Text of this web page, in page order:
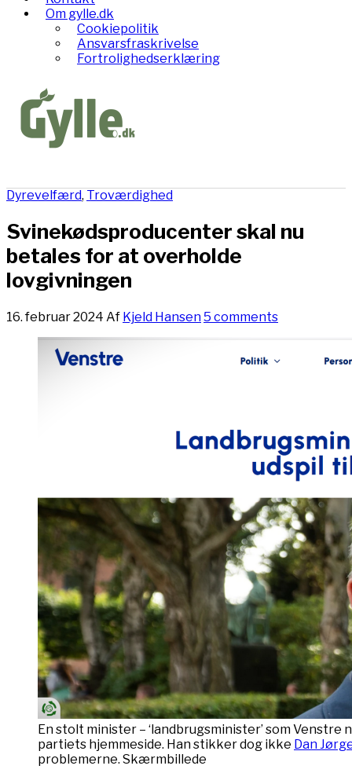
Om gylle.dk
Cookiepolitik
Ansvarsfraskrivelse
Fortrolighedserklæring
Dyrevelfærd, Troværdighed
Svinekødsproducenter skal nu
betales for at overholde
lovgivningen
16. februar 2024 Af Kjeld Hansen5 comments
En stolt minister – ‘landbrugsminister’ som
partiets hjemmeside. Han stikker dog ikke Dan
problemerne. Skærmbillede